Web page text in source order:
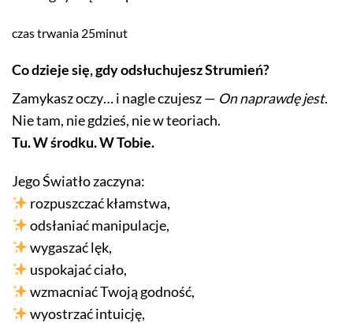
czas trwania 25minut
Co dzieje się, gdy odsłuchujesz Strumień?
Zamykasz oczy… i nagle czujesz — On naprawdę jest.
Nie tam, nie gdzieś, nie w teoriach.
Tu. W środku. W Tobie.
Jego Światło zaczyna:
rozpuszczać kłamstwa,
odsłaniać manipulacje,
wygaszać lęk,
uspokajać ciało,
wzmacniać Twoją godność,
wyostrzać intuicję,